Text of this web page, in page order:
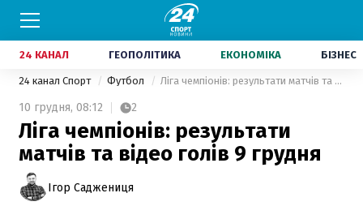
24 КАНАЛ ГЕОПОЛІТИКА ЕКОНОМІКА БІЗНЕС
24 канал Спорт Футбол Ліга чемпіонів: результати матчів та відео голів 9 грудня
10 грудня, 08:12 2
Ліга чемпіонів: результати
матчів та відео голів 9 грудня
Ігор Саджениця